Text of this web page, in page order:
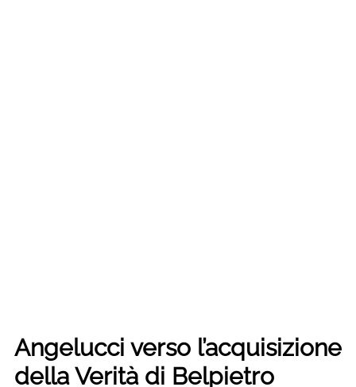
Angelucci verso l’acquisizione
della Verità di Belpietro